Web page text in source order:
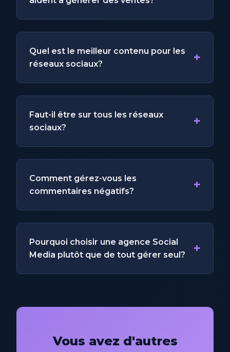
Quel est le meilleur contenu pour les
réseaux sociaux?
+
Faut-il être sur tous les réseaux
sociaux?
+
Comment gérez-vous les
commentaires négatifs?
+
Pourquoi choisir une agence Social
Media plutôt que de tout gérer seul?
+
Vous avez d'autres